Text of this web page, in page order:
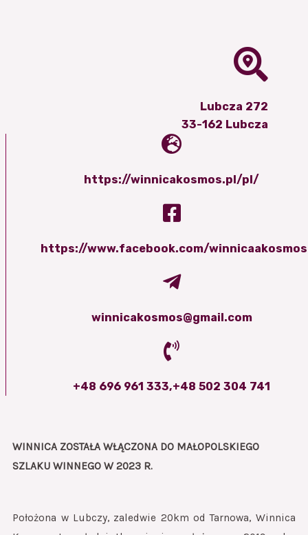
Lubcza 272
33-162 Lubcza
https://winnicakosmos.pl/pl/
https://www.facebook.com/winnicaakosmos
winnicakosmos@gmail.com
+48 696 961 333,+48 502 304 741
WINNICA ZOSTAŁA WŁĄCZONA DO MAŁOPOLSKIEGO
SZLAKU WINNEGO W 2023 R.
Położona w Lubczy, zaledwie 20km od Tarnowa, Winnica